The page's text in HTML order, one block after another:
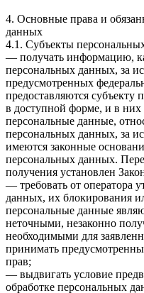
4. Основные права и
данных
4.1. Субъекты
— получать информацию,
персональных данных, за
предусмотренных
предоставляются
в доступной форме, и в
персональные данные,
персональных данных, за
имеются законные
персональных данных.
получения установлен
— требовать от оператора
данных, их блокирования
персональные данные
неточными, незаконно
необходимыми для
принимать
прав;
— выдвигать условие
обработке персональных